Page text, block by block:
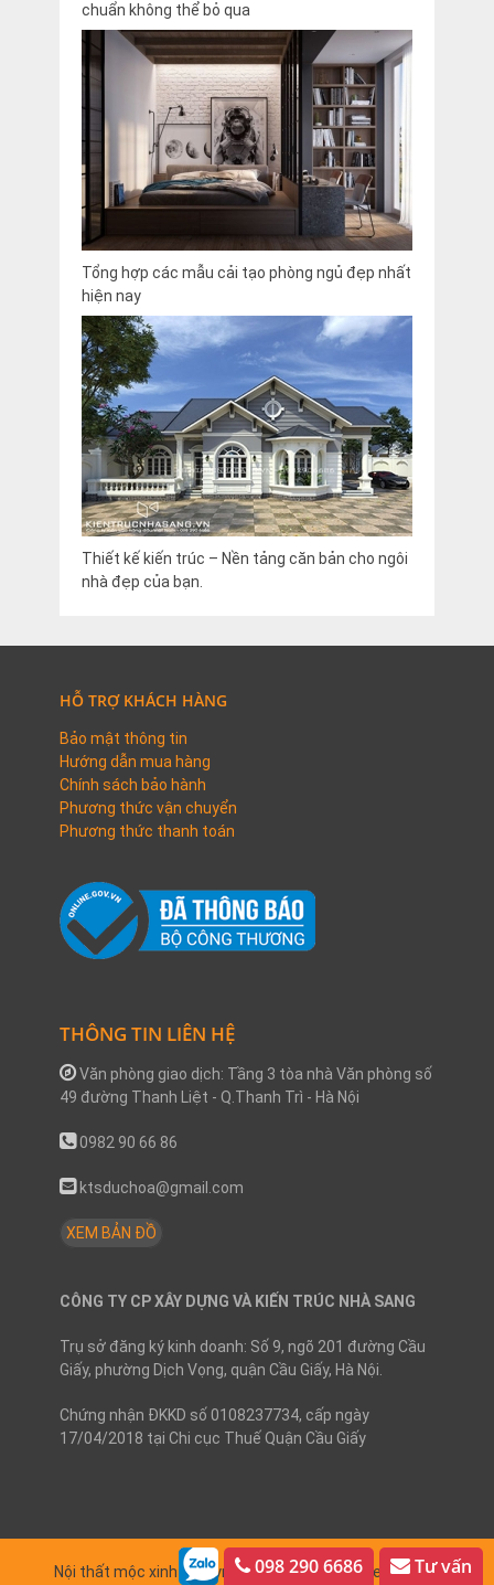
chuẩn không thể bỏ qua
Tổng hợp các mẫu cải tạo phòng ngủ đẹp nhất
hiện nay
Thiết kế kiến trúc – Nền tảng căn bản cho ngôi
nhà đẹp của bạn.
HỖ TRỢ KHÁCH HÀNG
Bảo mật thông tin
Hướng dẫn mua hàng
Chính sách bảo hành
Phương thức vận chuyển
Phương thức thanh toán
THÔNG TIN LIÊN HỆ
Văn phòng giao dịch: Tầng 3 tòa nhà Văn phòng số
49 đường Thanh Liệt - Q.Thanh Trì - Hà Nội
0982 90 66 86
ktsduchoa@gmail.com
XEM BẢN ĐỒ
CÔNG TY CP XÂY DỰNG VÀ KIẾN TRÚC NHÀ SANG
Trụ sở đăng ký kinh doanh: Số 9, ngõ 201 đường Cầu
Giấy, phường Dịch Vọng, quận Cầu Giấy, Hà Nội.
Chứng nhận ĐKKD số 0108237734, cấp ngày
17/04/2018 tại Chi cục Thuế Quận Cầu Giấy
098 290 6686 Tư vấn
Nội thất mộc xinh Copyright © 2026. Designed by NOS